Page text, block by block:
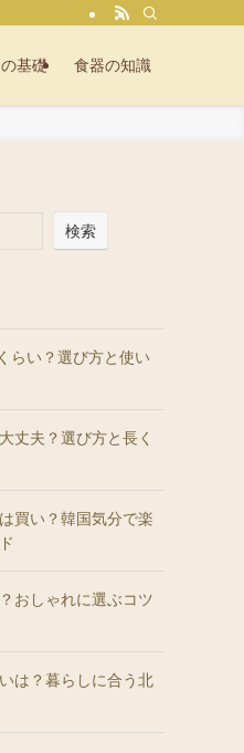
基礎 食器の知識
検索
らい？選び方と使い
丈夫？選び方と長く
買い？韓国気分で楽
おしゃれに選ぶコツ
は？暮らしに合う北